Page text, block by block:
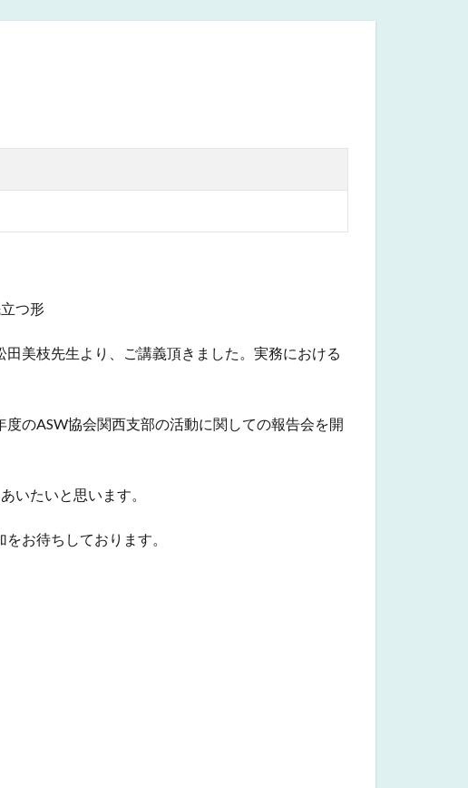
つ形
美枝先生より、ご講義頂きました。実務における
のASW協会関西支部の活動に関しての報告会を開
いたいと思います。
お待ちしております。